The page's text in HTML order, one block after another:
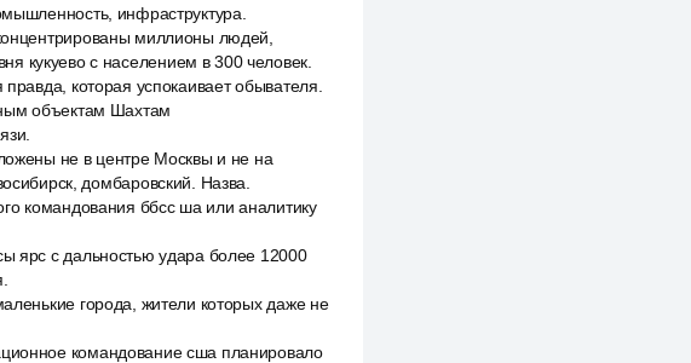
инфраструктура.
миллионы людей,
кукуево с населением в 300 человек.
которая успокаивает обывателя.
объектам Шахтам
не в центре Москвы и не на
домбаровский. Назва.
командования ббсс ша или аналитику
ярс с дальностью удара более 12000
города, жители которых даже не
командование сша планировало